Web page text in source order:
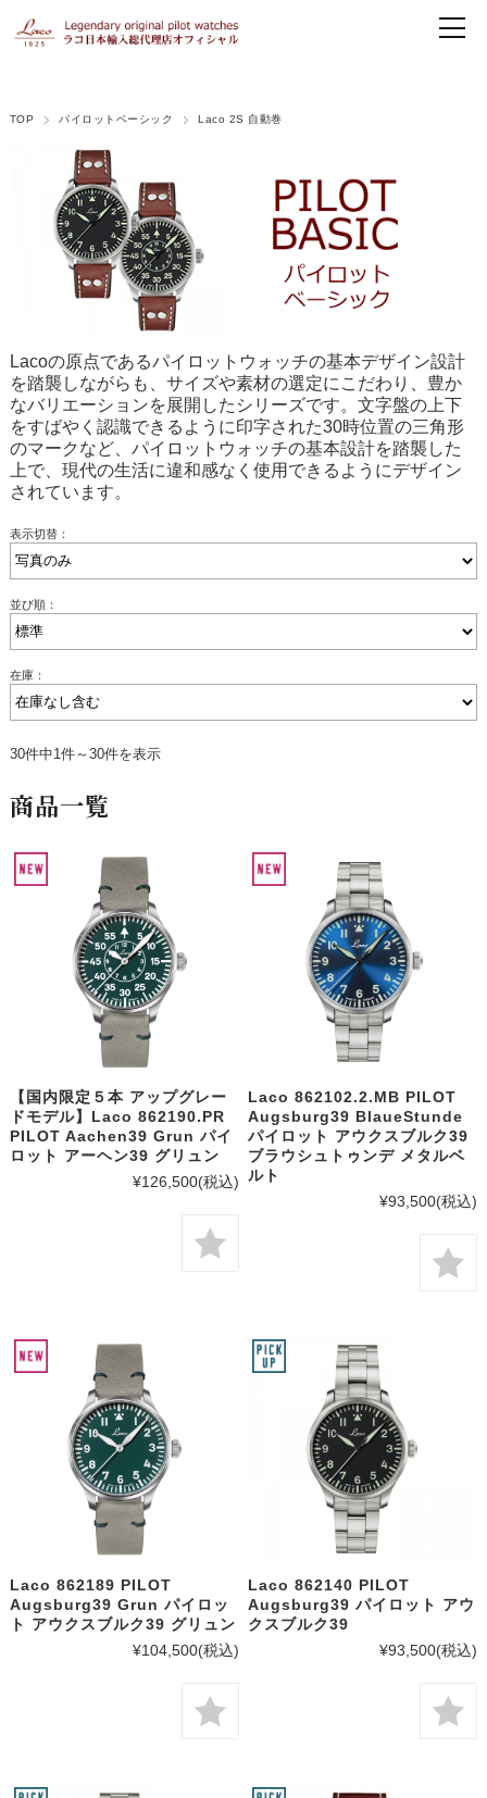
TOP パイロットベーシック Laco 2S 自動巻
Lacoの原点であるパイロットウォッチの基本デザイン設計
を踏襲しながらも、サイズや素材の選定にこだわり、豊か
なバリエーションを展開したシリーズです。文字盤の上下
をすばやく認識できるように印字された30時位置の三角形
のマークなど、パイロットウォッチの基本設計を踏襲した
上で、現代の生活に違和感なく使用できるようにデザイン
されています。
表示切替：
並び順：
在庫：
30件中1件～30件を表示
商品一覧
【国内限定５本 アップグレー
ドモデル】Laco 862190.PR
PILOT Aachen39 Grun パイ
ロット アーヘン39 グリュン
¥126,500(税込)
Laco 862102.2.MB PILOT
Augsburg39 BlaueStunde
パイロット アウクスブルク39
ブラウシュトゥンデ メタルベ
ルト
¥93,500(税込)
Laco 862189 PILOT
Augsburg39 Grun パイロッ
ト アウクスブルク39 グリュン
¥104,500(税込)
Laco 862140 PILOT
Augsburg39 パイロット アウ
クスブルク39
¥93,500(税込)